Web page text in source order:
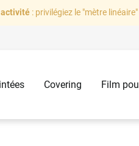
: privilégiez le "mètre
Covering Film